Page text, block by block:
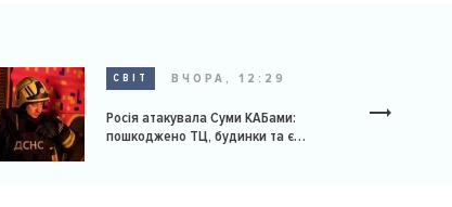
СВІТ ВЧОРА, 12:29
Росія атакувала Суми КАБами:
пошкоджено ТЦ, будинки та є